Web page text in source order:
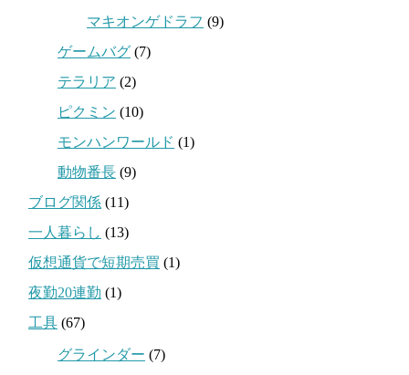
マキオンゲドラフ (9)
ゲームバグ (7)
テラリア (2)
ピクミン (10)
モンハンワールド (1)
動物番長 (9)
ブログ関係 (11)
一人暮らし (13)
仮想通貨で短期売買 (1)
夜勤20連勤 (1)
工具 (67)
グラインダー (7)